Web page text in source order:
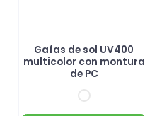
Gafas de sol UV400
multicolor con montura
de PC